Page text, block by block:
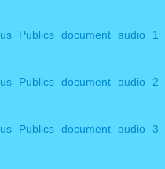
Publics document audio 1
Publics document audio 2
Publics document audio 3